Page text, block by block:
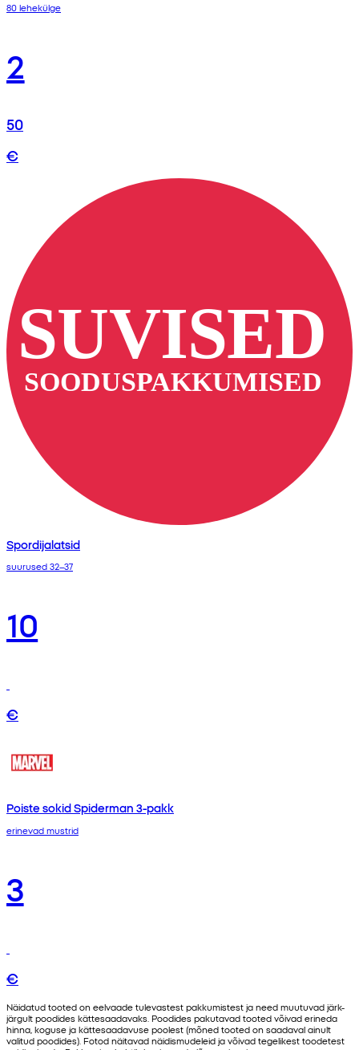
80 lehekülge
2
50
€
Spordijalatsid
suurused 32–37
10
€
Poiste sokid Spiderman 3-pakk
erinevad mustrid
3
€
Näidatud tooted on eelvaade tulevastest pakkumistest ja need muutuvad järk-
järgult poodides kättesaadavaks. Poodides pakutavad tooted võivad erineda
hinna, koguse ja kättesaadavuse poolest (mõned tooted on saadaval ainult
valitud poodides). Fotod näitavad näidismudeleid ja võivad tegelikest toodetest